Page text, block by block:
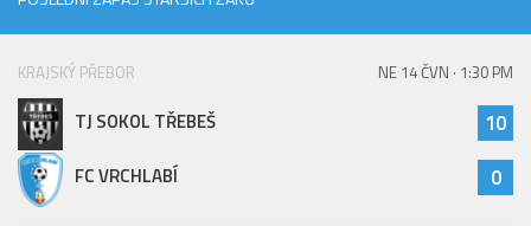
KRAJSKÝ PŘEBOR NE 14 ČVN · 1:30 PM
TJ SOKOL TŘEBEŠ 10
FC VRCHLABÍ 0